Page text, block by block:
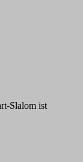
Slalom ist